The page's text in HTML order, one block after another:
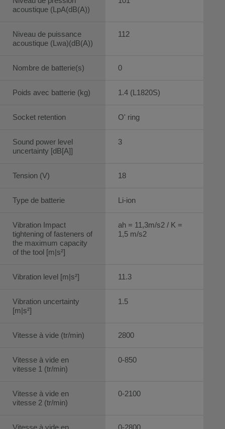
acoustique (LpA(dB(A))
Niveau de puissance
acoustique (Lwa)(dB(A))
Nombre de batterie(s)
Poids avec batterie (kg)
Socket retention
Sound power level
uncertainty [dB[A]]
Tension (V)
Type de batterie
Vibration Impact
tightening of fasteners of
the maximum capacity
of the tool [m|s²]
Vibration level [m|s²]
Vibration uncertainty
[m|s²]
Vitesse à vide (tr/min)
Vitesse à vide en
vitesse 1 (tr/min)
Vitesse à vide en
vitesse 2 (tr/min)
Vitesse à vide en
112
0
1.4 (L1820S)
O' ring
3
18
Li-ion
ah = 11,3m/s2 / K =
1,5 m/s2
11.3
1.5
2800
0-850
0-2100
0-2800